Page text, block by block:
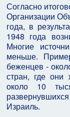
Согласно
Организации
года, в
1948 года
Многие
меньше.
беженцев -
стран, где они
около 10
Израиль.